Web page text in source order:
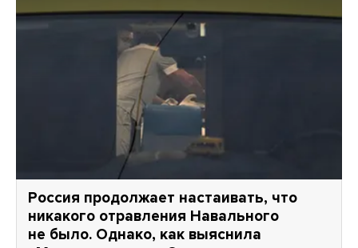
Россия продолжает настаивать, что
никакого отравления Навального
не было. Однако, как выяснила